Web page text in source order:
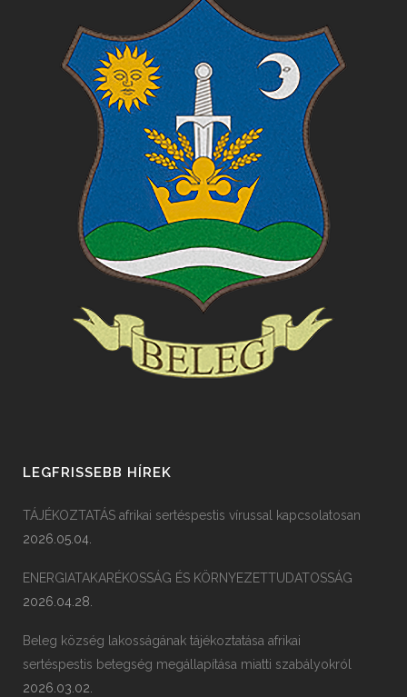
LEGFRISSEBB HÍREK
TÁJÉKOZTATÁS afrikai sertéspestis vírussal kapcsolatosan
2026.05.04.
ENERGIATAKARÉKOSSÁG ÉS KÖRNYEZETTUDATOSSÁG
2026.04.28.
Beleg község lakosságának tájékoztatása afrikai
sertéspestis betegség megállapítása miatti szabályokról
2026.03.02.